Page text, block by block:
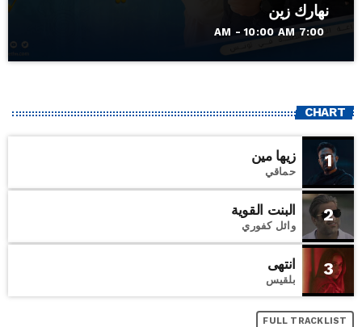
نهارك زين
7:00 AM - 10:00 AM
CHART
1 زيها مين
حماقي
2 البنت القوية
وائل كفوري
3 انتهى
بلقيس
FULL TRACKLIST